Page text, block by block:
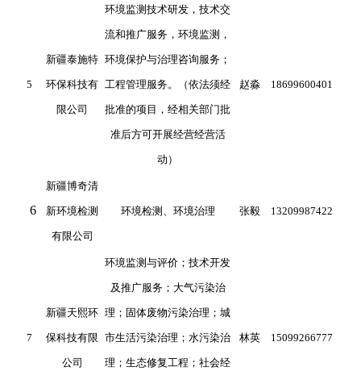
5
新疆泰施特
环保科技有
限公司
环境监测技术研发，技术交
流和推广服务，环境监测，
环境保护与治理咨询服务；
工程管理服务。（依法须经
批准的项目，经相关部门批
准后方可开展经营经营活
动）
赵淼 18699600401
6
新疆博奇清
新环境检测
有限公司
环境检测、环境治理 张毅 13209987422
7
新疆天熙环
保科技有限
公司
环境监测与评价；技术开发
及推广服务；大气污染治
理；固体废物污染治理；城
市生活污染治理；水污染治
理；生态修复工程；社会经
林英 15099266777